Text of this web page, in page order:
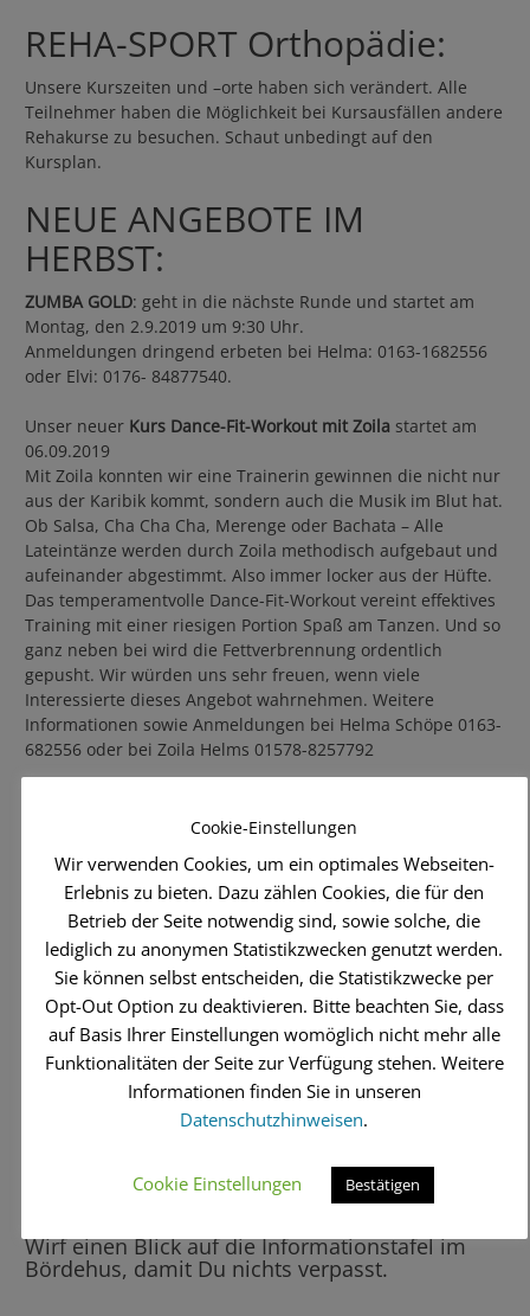
REHA-SPORT Orthopädie:
Unsere Kurszeiten und –orte haben sich verändert. Alle
Teilnehmer haben die Möglichkeit bei Kursausfällen andere
Rehakurse zu besuchen. Schaut unbedingt auf den
Kursplan.
NEUE ANGEBOTE IM
HERBST:
ZUMBA GOLD: geht in die nächste Runde und startet am
Montag, den 2.9.2019 um 9:30 Uhr.
Anmeldungen dringend erbeten bei Helma: 0163-1682556
oder Elvi: 0176- 84877540.
Unser neuer Kurs Dance-Fit-Workout mit Zoila startet am
06.09.2019
Mit Zoila konnten wir eine Trainerin gewinnen die nicht nur
aus der Karibik kommt, sondern auch die Musik im Blut hat.
Ob Salsa, Cha Cha Cha, Merenge oder Bachata – Alle
Lateintänze werden durch Zoila methodisch aufgebaut und
aufeinander abgestimmt. Also immer locker aus der Hüfte.
Das temperamentvolle Dance-Fit-Workout vereint effektives
Training mit einer riesigen Portion Spaß am Tanzen. Und so
ganz neben bei wird die Fettverbrennung ordentlich
gepusht. Wir würden uns sehr freuen, wenn viele
Interessierte dieses Angebot wahrnehmen. Weitere
Informationen sowie Anmeldungen bei Helma Schöpe 0163-
682556 oder bei Zoila Helms 01578-8257792
um „knackig“ ins Wochenende zu gehen.
Wer dann noch nicht genug hat, darf den Kurs CrossFit mit
Laura am Samstag besuchen. Bitte beachte die Kursdaten,
da die Halle am Wochenende auch mal belegt ist, findet
dieser Kurs nur an bestimmten Tagen statt.
CrossFit mit Laura findet statt am:
14.09.2019
21.09.2019
28.09.2019
05.10.2019
WICHTIG:
Wirf einen Blick auf die Informationstafel im
Bördehus, damit Du nichts verpasst.
Cookie-Einstellungen
Wir verwenden Cookies, um ein optimales Webseiten-
Erlebnis zu bieten. Dazu zählen Cookies, die für den
Betrieb der Seite notwendig sind, sowie solche, die
lediglich zu anonymen Statistikzwecken genutzt werden.
Sie können selbst entscheiden, die Statistikzwecke per
Opt-Out Option zu deaktivieren. Bitte beachten Sie, dass
auf Basis Ihrer Einstellungen womöglich nicht mehr alle
Funktionalitäten der Seite zur Verfügung stehen. Weitere
Informationen finden Sie in unseren
Datenschutzhinweisen.
Cookie Einstellungen Bestätigen